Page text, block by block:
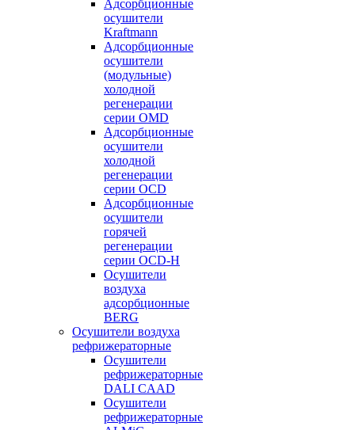
Адсорбционные
осушители
Kraftmann
Адсорбционные
осушители
(модульные)
холодной
регенерации
серии OMD
Адсорбционные
осушители
холодной
регенерации
серии OCD
Адсорбционные
осушители
горячей
регенерации
серии OСD-H
Осушители
воздуха
адсорбционные
BERG
Осушители воздуха
рефрижераторные
Осушители
рефрижераторные
DALI CAAD
Осушители
рефрижераторные